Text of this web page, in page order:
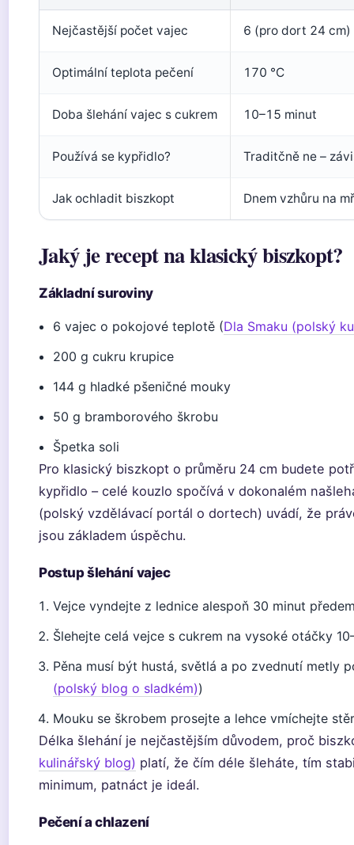
Nejčastější počet vajec 6 (pro dort 24 cm)
Optimální teplota pečení 170 °C
Doba šlehání vajec s cukrem 10–15 minut
Používá se kypřidlo? Traditčně ne –
Jak ochladit biszkopt Dnem vzhůru na
Jaký je recept na klasický biszkopt?
Základní suroviny
6 vajec o pokojové teplotě (Dla Smaku (polský
200 g cukru krupice
144 g hladké pšeničné mouky
50 g bramborového škrobu
Špetka soli
Pro klasický biszkopt o průměru 24 cm budete
kypřidlo – celé kouzlo spočívá v dokonalém
(polský vzdělávací portál o dortech) uvádí, že
jsou základem úspěchu.
Postup šlehání vajec
Vejce vyndejte z lednice alespoň 30 minut
Šlehejte celá vejce s cukrem na vysoké otáčky
Pěna musí být hustá, světlá a po zvednutí metly
(polský blog o sladkém))
Mouku se škrobem prosejte a lehce vmíchejte
Délka šlehání je nejčastějším důvodem, proč
kulinářský blog) platí, že čím déle šleháte, tím
minimum, patnáct je ideál.
Pečení a chlazení